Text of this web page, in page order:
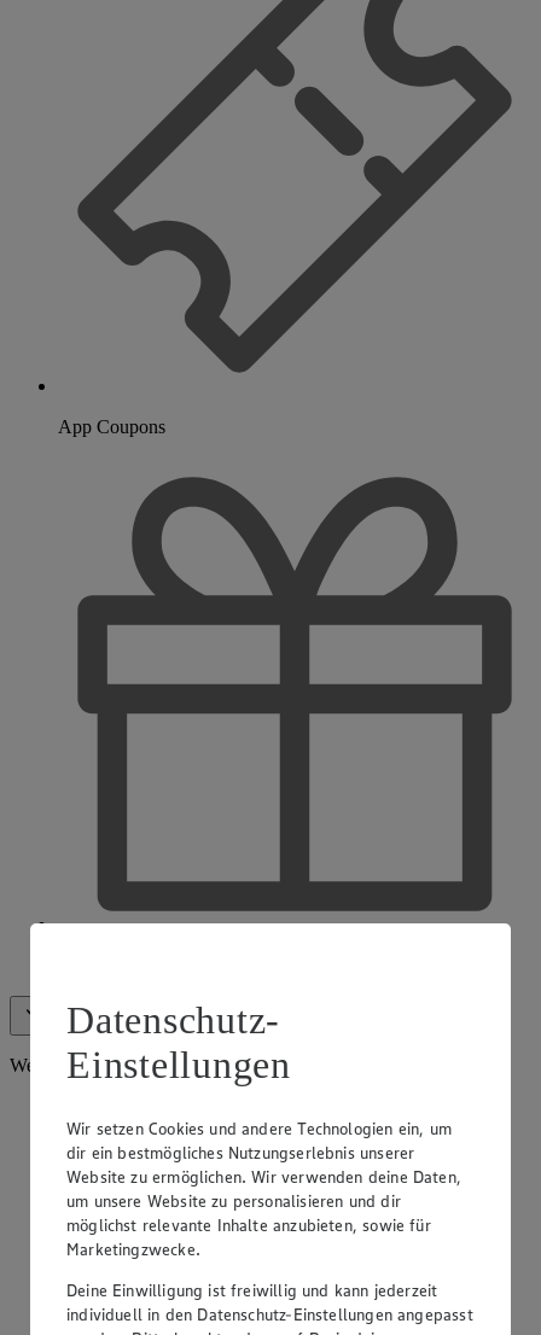
App Coupons
Alle anzeigen (12)Weniger anzeigen
Weitere Services
Datenschutz-
Einstellungen
Wir setzen Cookies und andere Technologien ein, um
dir ein bestmögliches Nutzungserlebnis unserer
Website zu ermöglichen. Wir verwenden deine Daten,
um unsere Website zu personalisieren und dir
möglichst relevante Inhalte anzubieten, sowie für
Marketingzwecke.
Deine Einwilligung ist freiwillig und kann jederzeit
individuell in den Datenschutz-Einstellungen angepasst